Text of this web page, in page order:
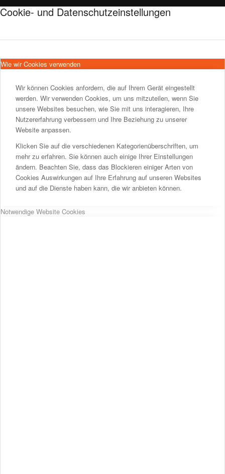
Cookie- und Datenschutzeinstellungen
Wie wir Cookies verwenden
Wir können Cookies anfordern, die auf Ihrem Gerät eingestellt
werden. Wir verwenden Cookies, um uns mitzuteilen, wenn Sie
unsere Websites besuchen, wie Sie mit uns interagieren, Ihre
Nutzererfahrung verbessern und Ihre Beziehung zu unserer
Website anpassen.
Klicken Sie auf die verschiedenen Kategorienüberschriften, um
mehr zu erfahren. Sie können auch einige Ihrer Einstellungen
ändern. Beachten Sie, dass das Blockieren einiger Arten von
Cookies Auswirkungen auf Ihre Erfahrung auf unseren Websites
und auf die Dienste haben kann, die wir anbieten können.
Notwendige Website Cookies